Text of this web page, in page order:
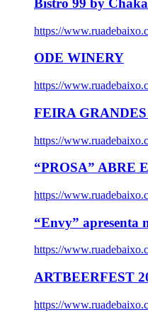
Bistro 99 by
https://
ODE WINERY
https://
FEIRA
https://
“PROSA” ABRE
https://
“Envy” apresenta
https://
ARTBEERFEST
https://